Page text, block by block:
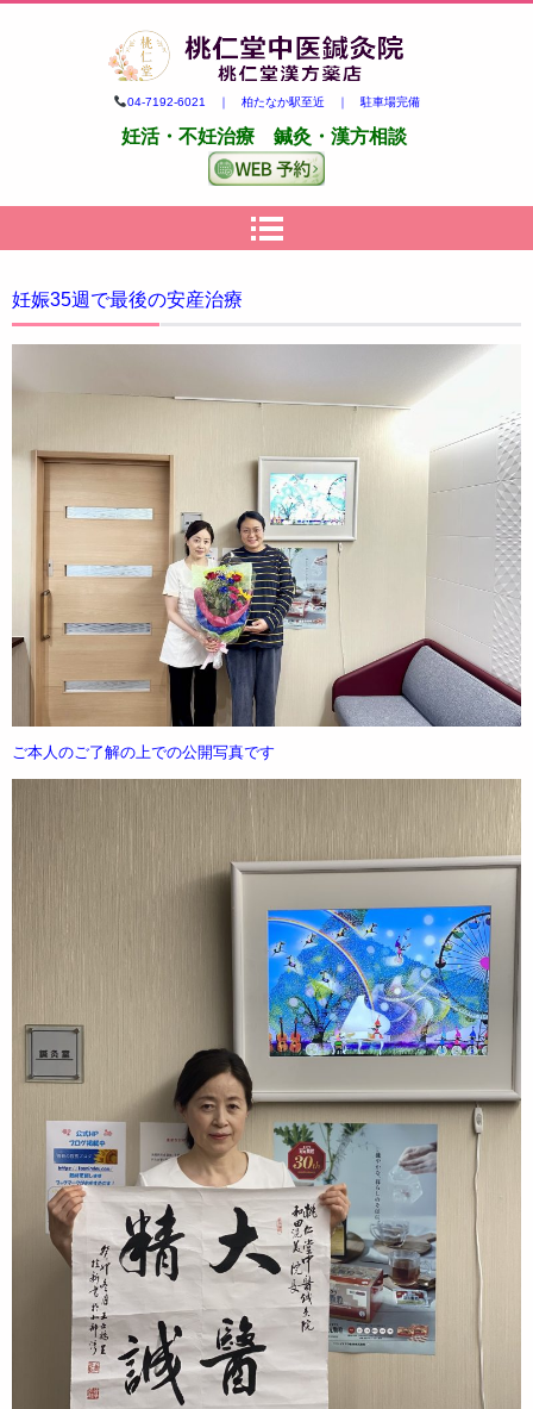
柏市の妊活・不妊治療専門 鍼
灸・漢方｜桃仁堂中医鍼灸院・
桃仁堂漢方薬店
04-7192-6021 ｜ 柏たなか駅至近 ｜ 駐車場完備
妊活・不妊治療 鍼灸・漢方相談
妊娠35週で最後の安産治療
ご本人のご了解の上での公開写真です